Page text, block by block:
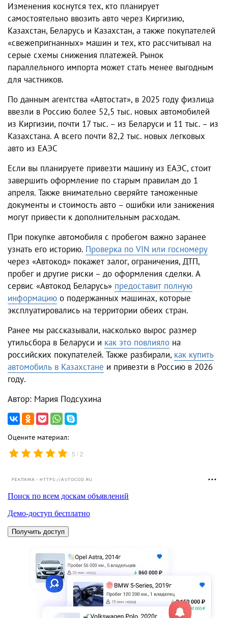
Изменения коснутся тех, кто планирует
самостоятельно ввозить авто через Киргизию,
Казахстан, Беларусь и Казахстан, а также покупателей
«свежепригнанных» машин и тех, кто рассчитывал на
серые схемы снижения платежей. Рынок
параллельного импорта может стать менее выгодным
для частников.
По данным агентства «Автостат», в 2025 году физлица
ввезли в Россию более 52,5 тыс. новых автомобилей
из Киргизии, почти 17 тыс. – из Беларуси и 11 тыс. – из
Казахстана. А всего почти 82,2 тыс. новых легковых
авто из ЕАЭС
Если вы планируете привезти машину из ЕАЭС, стоит
завершить оформление по старым правилам до 1
апреля. Также внимательно сверяйте таможенные
документы и стоимость авто – ошибки или занижения
могут привести к дополнительным расходам.
При покупке автомобиля с пробегом важно заранее
узнать его историю. Проверка по VIN или госномеру
через «Автокод» покажет залог, ограничения, ДТП,
пробег и другие риски – до оформления сделки. А
сервис «Автокод Беларусь» предоставит полную
информацию о подержанных машинах, которые
эксплуатировались на территории обеих стран.
Ранее мы рассказывали, насколько вырос размер
утильсбора в Беларуси и как это повлияло на
российских покупателей. Также разбирали, как купить
автомобиль в Казахстане и привезти в Россию в 2026
году.
Автор: Мария Подсухина
Оцените материал:
5 /2
РЕКЛАМА • HTTPS://AVTOCOD.RU